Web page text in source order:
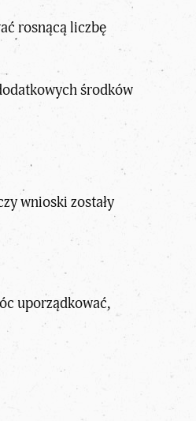
rosnącą liczbę
środków
wnioski zostały
uporządkować,